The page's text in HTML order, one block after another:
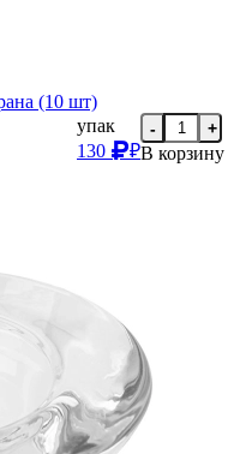
(10 шт)
упак
130
₽
- +
В корзину